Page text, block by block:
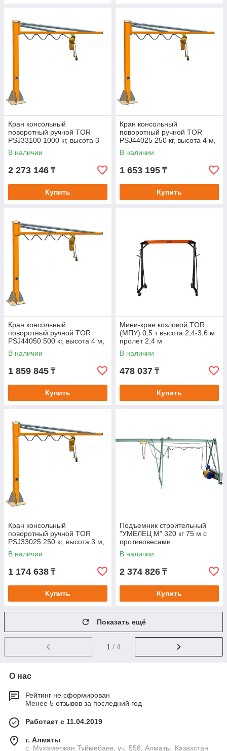
Кран консольный
поворотный ручной TOR
PSJ33100 1000 кг, высота 3
м, стрела 3 м
В наличии
2 273 146 ₸
Купить
Кран консольный
поворотный ручной TOR
PSJ44025 250 кг, высота 4 м,
стрела 4 м
В наличии
1 653 195 ₸
Купить
Кран консольный
поворотный ручной TOR
PSJ44050 500 кг, высота 4 м,
стрела 4 м
В наличии
1 859 845 ₸
Купить
Мини-кран козловой TOR
(МПУ) 0,5 т высота 2,4-3,6 м
пролет 2,4 м
В наличии
478 037 ₸
Купить
Кран консольный
поворотный ручной TOR
PSJ33025 250 кг, высота 3 м,
стрела 3 м
В наличии
1 174 638 ₸
Купить
Подъемник строительный
"УМЕЛЕЦ М" 320 кг 75 м с
противовесами
В наличии
2 374 826 ₸
Купить
Показать ещё
1 / 4
О нас
Рейтинг не сформирован
Менее 5 отзывов за последний год
Работает с 11.04.2019
г. Алматы
с. Мухаметжан Туймебаев, уч. 558, Алматы, Казахстан